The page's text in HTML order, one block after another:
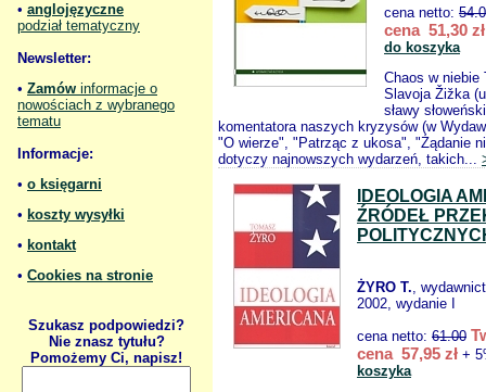
• anglojęzyczne
podział tematyczny
Newsletter:
• Zamów informacje o
nowościach z wybranego
tematu
Informacje:
• o księgarni
• koszty wysyłki
• kontakt
• Cookies na stronie
Szukasz podpowiedzi?
Nie znasz tytułu?
Pomożemy Ci, napisz!
cena netto:
cena 51,30 zł
do koszyka
Chaos w niebie
Slavoja Žižka
sławy
komentatora naszych kryzysów (w
"O wierze", "Patrząc z ukosa", "Żądanie
dotyczy najnowszych wydarzeń, takich...
IDEOLOGIA
ŹRÓDEŁ
ŻYRO T.,
2002, wydanie I
cena netto: 61.00
cena 57,95 zł +
koszyka